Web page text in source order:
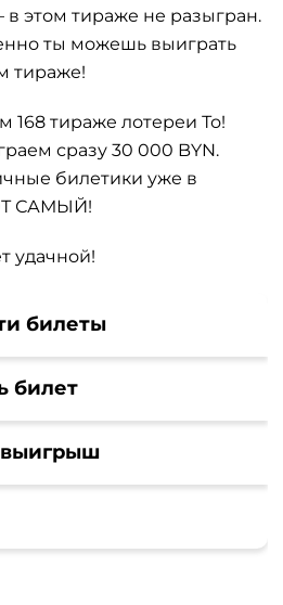
этом тираже не разыгран.
ты можешь выиграть
тираже!
тираже лотереи То!
сразу 30 000 BYN.
билетики уже в
САМЫЙ!
удачной!
билеты
билет
выигрыш